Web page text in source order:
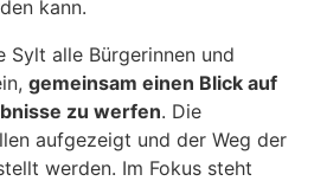
kann.
Sylt alle Bürgerinnen und
gemeinsam einen Blick auf
zu werfen. Die
aufgezeigt und der Weg der
werden. Im Fokus steht